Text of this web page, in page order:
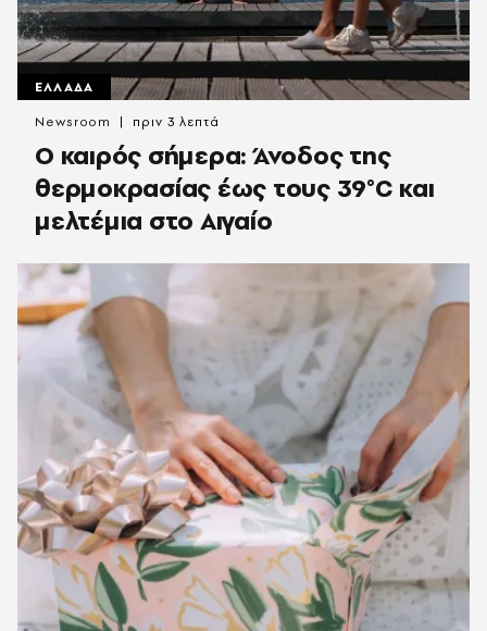
ΕΛΛΑΔΑ
Ο καιρός σήμερα: Άνοδος της
θερμοκρασίας έως τους 39°C και
μελτέμια στο Αιγαίο
Newsroom πριν 3 λεπτά